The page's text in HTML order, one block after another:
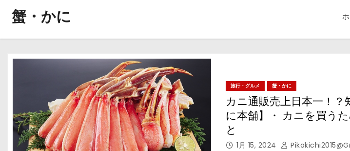
蟹・かに
旅行・グルメ 蟹・かに
カニ通販売上日本一！？
に本舗】・ カニを買うために必要なこ
と
1月 15, 2024